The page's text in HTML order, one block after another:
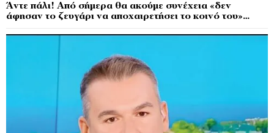
Άντε πάλι! Από σήμερα θα ακούμε συνέχεια «δεν
άφησαν το ζευγάρι να αποχαιρετήσει το κοινό του»…